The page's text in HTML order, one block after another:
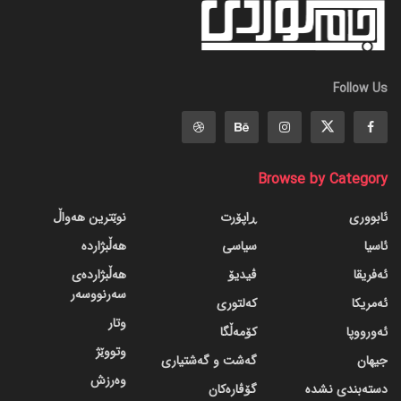
Follow Us
Browse by Category
ئابووری
ئاسیا
ئەفریقا
ئەمریکا
ئەورووپا
جیهان
دسته‌بندی نشده
ڕاپۆرت
سیاسی
ڤیدیۆ
کەلتوری
کۆمەڵگا
گه‌شت و گه‌شتیاری
گۆڤاره‌کان
نوێترین هەواڵ
هەڵبژاردە
هەڵبژاردەی
سەرنووسەر
وتار
وتووێژ
وەرزش